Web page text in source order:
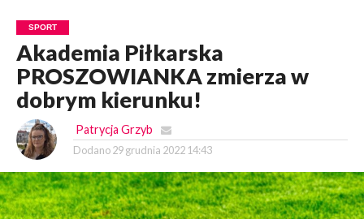
SPORT
Akademia Piłkarska
PROSZOWIANKA zmierza w
dobrym kierunku!
Patrycja Grzyb
Dodano 29 grudnia 2022 14:43